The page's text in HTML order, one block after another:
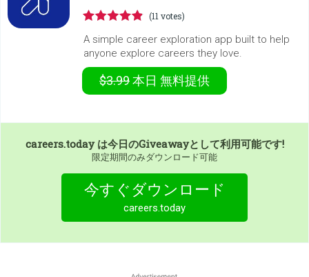
(11 votes)
A simple career exploration app built to help
anyone explore careers they love.
$3.99本日 無料提供
careers.todayは今日のGiveawayとして利用可能です!
限定期間のみダウンロード可能
今すぐダウンロード
careers.today